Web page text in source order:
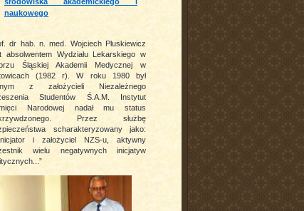
naukowego
dr hab. n. med. Wojciech Pluskiewicz
absolwentem Wydziału Lekarskiego w
Śląskiej Akademii Medycznej w
(1982 r). W roku 1980 był
z założycieli Niezależnego
Studentów Ś.A.M. Instytut
Narodowej nadał mu status
Przez służbę
scharakteryzowany jako:
i założyciel NZS-u, aktywny
wielu negatywnych inicjatyw